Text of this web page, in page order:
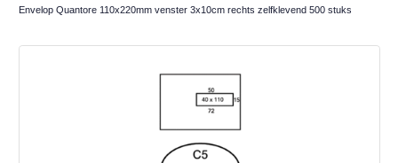
Envelop Quantore 110x220mm venster 3x10cm rechts zelfklevend 500 stuks